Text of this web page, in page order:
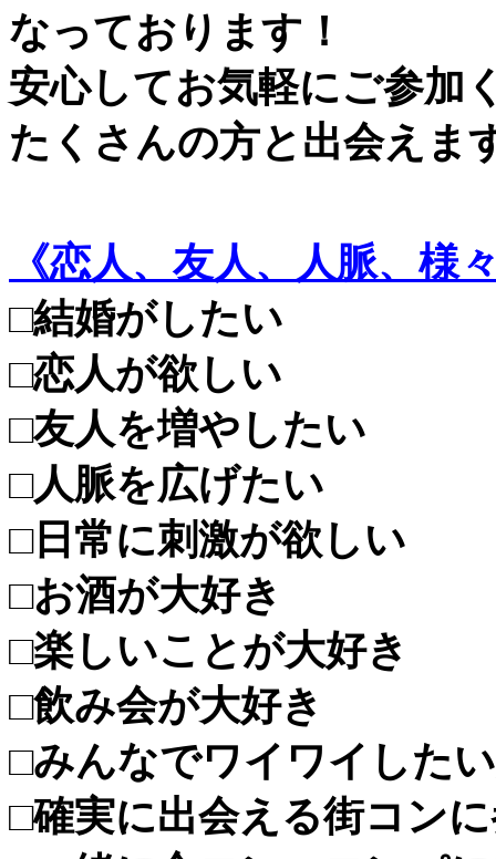
なっております！
安心してお気軽にご参加
たくさんの方と出会えま
《恋人、友人、人脈、様
□結婚がしたい
□恋人が欲しい
□友人を増やしたい
□人脈を広げたい
□日常に刺激が欲しい
□お酒が大好き
□楽しいことが大好き
□飲み会が大好き
□みんなでワイワイした
□確実に出会える街コン